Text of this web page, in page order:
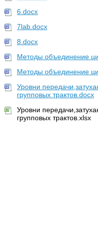
6.docx
7lab.docx
8.docx
Методы объединение
Методы объединение
Уровни
групповых трактов.docx
Уровни
групповых трактов.xlsx